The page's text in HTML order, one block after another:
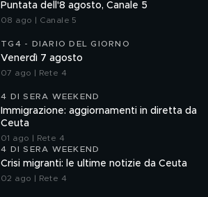
Puntata dell'8 agosto, Canale 5
08 ago | Canale 5
TG4 - DIARIO DEL GIORNO
Venerdì 7 agosto
07 ago | Rete 4
4 DI SERA WEEKEND
Immigrazione: aggiornamenti in diretta da
Ceuta
01 ago | Rete 4
4 DI SERA WEEKEND
Crisi migranti: le ultime notizie da Ceuta
02 ago | Rete 4